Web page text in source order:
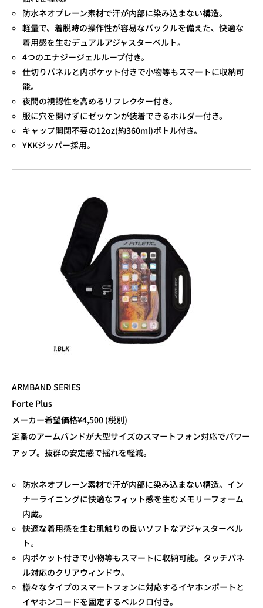
防水ネオプレーン素材で汗が内部に染み込まない構造。
軽量で、着脱時の操作性が容易なバックルを備えた、快適な
着用感を生むデュアルアジャスターベルト。
4つのエナジージェルループ付き。
仕切りパネルと内ポケット付きで小物等もスマートに収納可
能。
夜間の視認性を高めるリフレクター付き。
服に穴を開けずにゼッケンが装着できるホルダー付き。
キャップ開閉不要の12oz(約360ml)ボトル付き。
YKKジッパー採用。
ARMBAND SERIES
Forte Plus
メーカー希望価格¥4,500 (税別)
定番のアームバンドが大型サイズのスマートフォン対応でパワー
アップ。抜群の安定感で揺れを軽減。
防水ネオプレーン素材で汗が内部に染み込まない構造。イン
ナーライニングに快適なフィット感を生むメモリーフォーム
内蔵。
快適な着用感を生む肌触りの良いソフトなアジャスターベル
ト。
内ポケット付きで小物等もスマートに収納可能。タッチパネ
ル対応のクリアウィンドウ。
様々なタイプのスマートフォンに対応するイヤホンポートと
イヤホンコードを固定するベルクロ付き。